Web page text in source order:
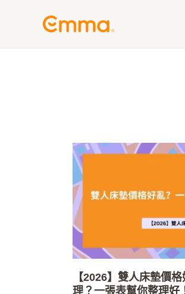
【2026】雙人床墊價
理？一張表幫你整理好